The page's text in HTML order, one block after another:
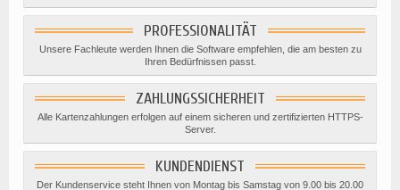
PROFESSIONALITÄT
Unsere Fachleute werden Ihnen die Software empfehlen, die am besten zu
Ihren Bedürfnissen passt.
ZAHLUNGSSICHERHEIT
Alle Kartenzahlungen erfolgen auf einem sicheren und zertifizierten HTTPS-
Server.
KUNDENDIENST
Der Kundenservice steht Ihnen von Montag bis Samstag von 9.00 bis 20.00